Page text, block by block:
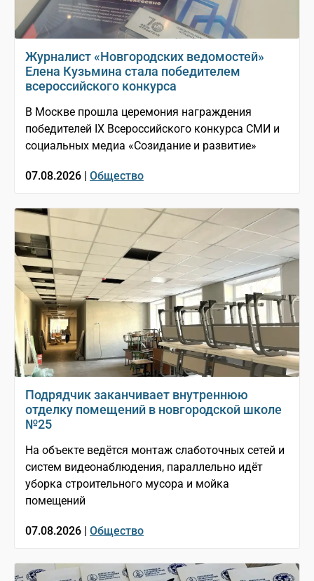
Журналист «Новгородских ведомостей»
Елена Кузьмина стала победителем
всероссийского конкурса
В Москве прошла церемония награждения
победителей IX Всероссийского конкурса СМИ и
социальных медиа «Созидание и развитие»
07.08.2026 | Общество
Подрядчик заканчивает внутреннюю
отделку помещений в новгородской школе
№25
На объекте ведётся монтаж слаботочных сетей и
систем видеонаблюдения, параллельно идёт
уборка строительного мусора и мойка
помещений
07.08.2026 | Общество